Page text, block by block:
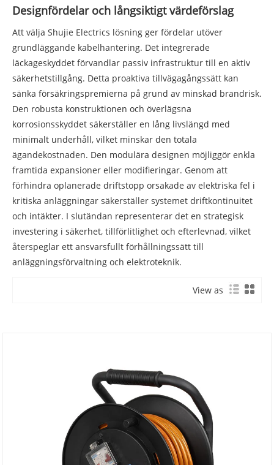
Designfördelar och långsiktigt värdeförslag
Att välja Shujie Electrics lösning ger fördelar utöver
grundläggande kabelhantering. Det integrerade
läckageskyddet förvandlar passiv infrastruktur till en aktiv
säkerhetstillgång. Detta proaktiva tillvägagångssätt kan
sänka försäkringspremierna på grund av minskad brandrisk.
Den robusta konstruktionen och överlägsna
korrosionsskyddet säkerställer en lång livslängd med
minimalt underhåll, vilket minskar den totala
ägandekostnaden. Den modulära designen möjliggör enkla
framtida expansioner eller modifieringar. Genom att
förhindra oplanerade driftstopp orsakade av elektriska fel i
kritiska anläggningar säkerställer systemet driftkontinuitet
och intäkter. I slutändan representerar det en strategisk
investering i säkerhet, tillförlitlighet och efterlevnad, vilket
återspeglar ett ansvarsfullt förhållningssätt till
anläggningsförvaltning och elektroteknik.
View as